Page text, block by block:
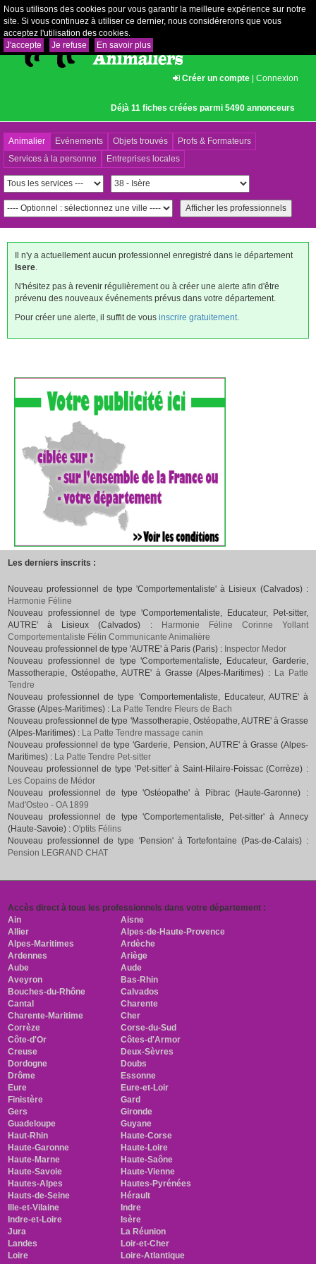
Nous utilisons des cookies pour vous garantir la meilleure expérience sur notre
site. Si vous continuez à utiliser ce dernier, nous considérerons que vous
acceptez l'utilisation des cookies.
J'accepte
Je refuse En savoir plus
Créer un compte | Connexion
Déjà 11 fiches créées parmi 5490 annonceurs
Animalier Evénements Objets trouvés
Profs & Formateurs
Services à la personne
Entreprises locales
Il n'y a actuellement aucun professionnel enregistré dans le département
Isere
N'hésitez pas à revenir régulièrement ou à créer une alerte afin d'être
prévenu des nouveaux événements prévus dans votre département.
Pour créer une alerte, il suffit de vous inscrire gratuitement
Les derniers inscrits :
Nouveau professionnel de type 'Comportementaliste' à Lisieux (Calvados) :
Harmonie Féline
Nouveau professionnel de type 'Comportementaliste, Educateur, Pet-sitter,
AUTRE' à Lisieux (Calvados) :
Harmonie Féline Corinne Yollant
Comportementaliste Félin Communicante Animalière
Nouveau professionnel de type 'AUTRE' à Paris (Paris) : Inspector Medor
Nouveau professionnel de type 'Comportementaliste, Educateur, Garderie,
Massotherapie, Ostéopathe, AUTRE' à Grasse (Alpes-Maritimes) : La Patte
Tendre
Nouveau professionnel de type 'Comportementaliste, Educateur, AUTRE' à
Grasse (Alpes-Maritimes) : La Patte Tendre Fleurs de Bach
Nouveau professionnel de type 'Massotherapie, Ostéopathe, AUTRE' à Grasse
(Alpes-Maritimes) : La Patte Tendre massage canin
Nouveau professionnel de type 'Garderie, Pension, AUTRE' à Grasse (Alpes-
Maritimes) : La Patte Tendre Pet-sitter
Nouveau professionnel de type 'Pet-sitter' à Saint-Hilaire-Foissac (Corrèze) :
Les Copains de Médor
Nouveau professionnel de type 'Ostéopathe' à Pibrac (Haute-Garonne) :
Mad'Osteo - OA 1899
Nouveau professionnel de type 'Comportementaliste, Pet-sitter' à Annecy
(Haute-Savoie) :O'ptits Félins
Nouveau professionnel de type 'Pension' à Tortefontaine (Pas-de-Calais) :
Pension LEGRAND CHAT
Accès direct à tous les professionnels dans votre département :
Ain
Aisne
Allier
Alpes-de-Haute-Provence
Alpes-Maritimes
Ardèche
Ardennes
Ariège
Aube
Aude
Aveyron
Bas-Rhin
Bouches-du-Rhône
Calvados
Cantal
Charente
Charente-Maritime
Cher
Corrèze
Corse-du-Sud
Côte-d'Or
Côtes-d'Armor
Creuse
Deux-Sèvres
Dordogne
Doubs
Drôme
Essonne
Eure
Eure-et-Loir
Finistère
Gard
Gers
Gironde
Guadeloupe
Guyane
Haut-Rhin
Haute-Corse
Haute-Garonne
Haute-Loire
Haute-Marne
Haute-Saône
Haute-Savoie
Haute-Vienne
Hautes-Alpes
Hautes-Pyrénées
Hauts-de-Seine
Hérault
Ille-et-Vilaine
Indre
Indre-et-Loire
Isère
Jura
La Réunion
Landes
Loir-et-Cher
Loire
Loire-Atlantique